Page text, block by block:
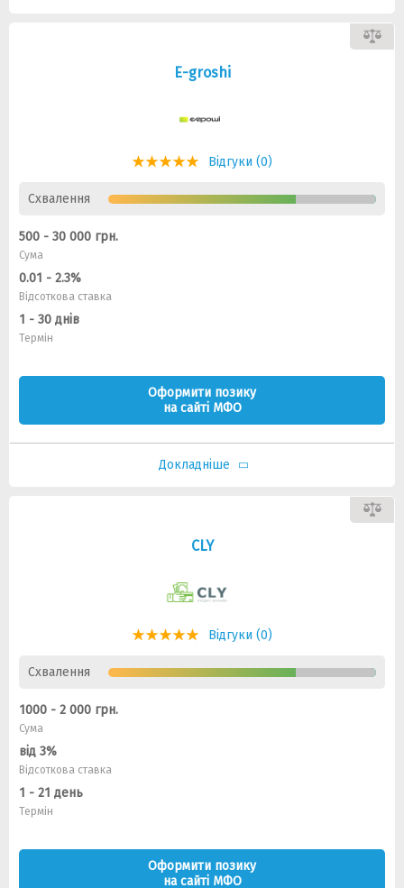
E-groshi
Відгуки (0)
Схвалення
500 - 30 000 грн.
Сума
0.01 - 2.3%
Відсоткова ставка
1 - 30 днів
Термін
Оформити позику
на сайті МФО
Докладніше
CLY
Відгуки (0)
Схвалення
1000 - 2 000 грн.
Сума
від 3%
Відсоткова ставка
1 - 21 день
Термін
Оформити позику
на сайті МФО